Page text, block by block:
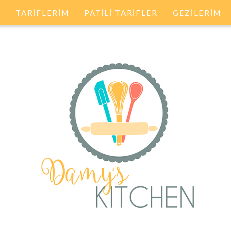
TARİFLERİM PATİLİ TARİFLER GEZİLERİM